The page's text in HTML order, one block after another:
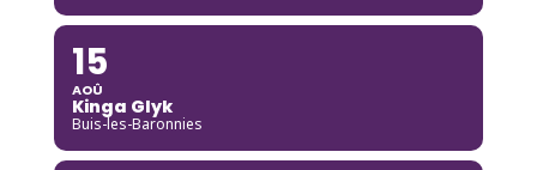
15
AOÛ
Kinga Glyk
Buis-les-Baronnies